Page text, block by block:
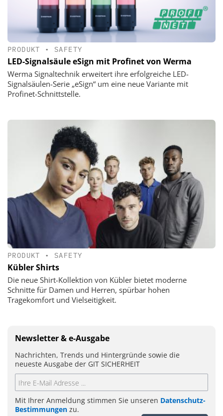
PRODUKT • SAFETY
LED-Signalsäule eSign mit Profinet von Werma
Werma Signaltechnik erweitert ihre erfolgreiche LED-
Signalsäulen-Serie „eSign“ um eine neue Variante mit
Profinet-Schnittstelle.
PRODUKT • SAFETY
Kübler Shirts
Die neue Shirt-Kollektion von Kübler bietet moderne
Schnitte für Damen und Herren, spürbar hohen
Tragekomfort und Vielseitigkeit.
Newsletter & e-Ausgabe
Nachrichten, Trends und Hintergründe sowie die
neueste Ausgabe der GIT SICHERHEIT
Mit Ihrer Anmeldung stimmen Sie unseren Datenschutz-
Bestimmungen zu.